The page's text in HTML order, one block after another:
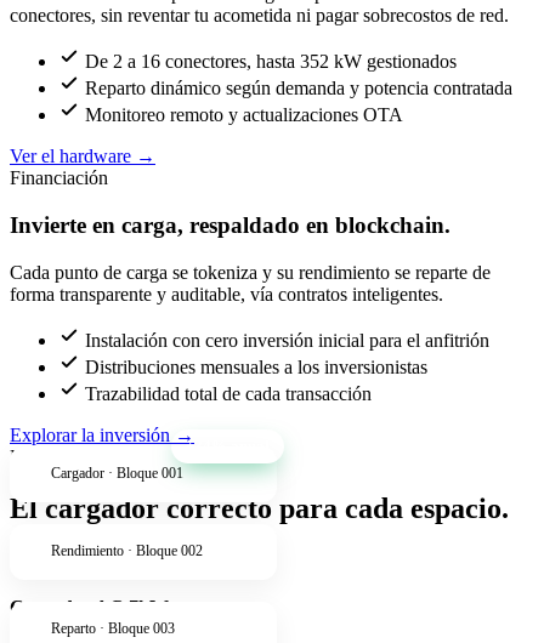
conectores, sin reventar tu acometida ni pagar sobrecostos de red.
De 2 a 16 conectores, hasta 352 kW gestionados
Reparto dinámico según demanda y potencia contratada
Monitoreo remoto y actualizaciones OTA
Ver el hardware →
Financiación
Invierte en carga, respaldado en blockchain.
Cada punto de carga se tokeniza y su rendimiento se reparte de
forma transparente y auditable, vía contratos inteligentes.
Instalación con cero inversión inicial para el anfitrión
Distribuciones mensuales a los inversionistas
Trazabilidad total de cada transacción
Explorar la inversión →
+34% anual
Cargador · Bloque 001
Rendimiento · Bloque 002
Reparto · Bloque 003
Productos
El cargador correcto para cada espacio.
AC · Residencial
Cargador AC 7kW